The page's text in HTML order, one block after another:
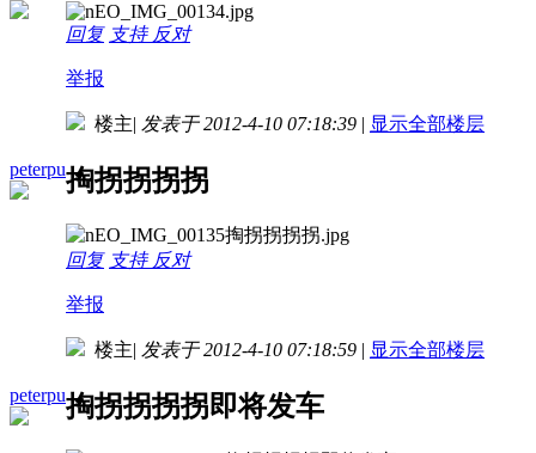
回复 支持 反对
举报
peterpu
楼主| 发表于 2012-4-10 07:18:39 | 显示全部楼层
掏拐拐拐拐
回复 支持 反对
举报
peterpu
楼主| 发表于 2012-4-10 07:18:59 | 显示全部楼层
掏拐拐拐拐即将发车